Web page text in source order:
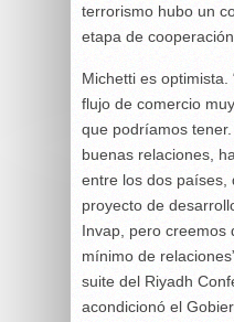
terrorismo hubo un
etapa de
Michetti es optimista.
flujo de comercio
que podríamos
buenas relaciones,
entre los dos países,
proyecto de
Invap, pero creemos
mínimo de
suite del Riyadh
acondicionó el